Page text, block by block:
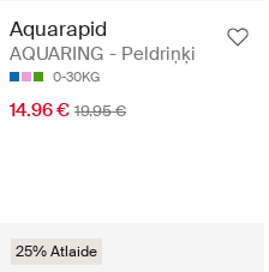
Aquarapid
AQUARING - Peldriņķi
0-30KG
14.96 € 19.95 €
25% Atlaide